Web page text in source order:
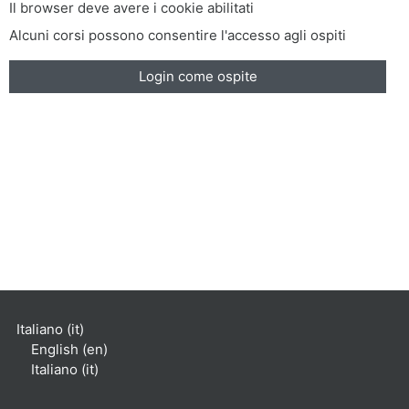
Il browser deve avere i cookie abilitati
Alcuni corsi possono consentire l'accesso agli ospiti
Login come ospite
Italiano ‎(it)‎
English ‎(en)‎
Italiano ‎(it)‎